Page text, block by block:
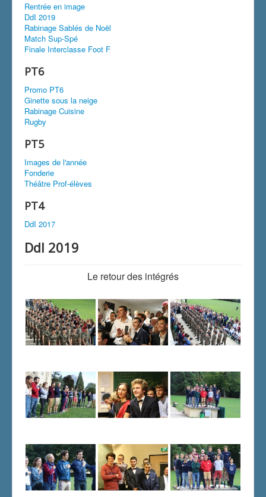
Rentrée en image
DdI 2019
Rabinage Sablés de Noël
Match Sup-Spé
Finale Interclasse Foot F
PT6
Promo PT6
Ginette sous la neige
Rabinage Cuisine
Rugby
PT5
Images de l'année
Fonderie
Théâtre Prof-élèves
PT4
DdI 2017
DdI 2019
Le retour des intégrés